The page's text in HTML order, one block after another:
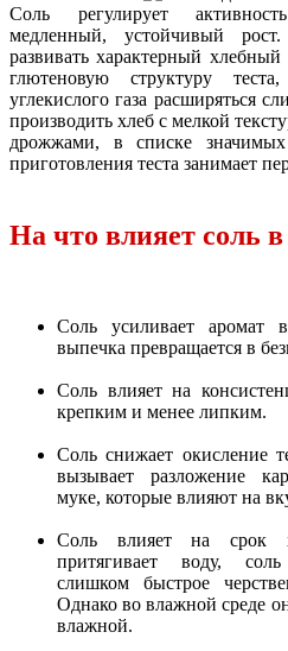
Соль регулирует
медленный, устойчивый
развивать характерный
глютеновую структуру
углекислого газа расширяться
производить хлеб с мелкой
дрожжами, в списке
приготовления теста занимает
На что влияет соль в
Соль усиливает аромат
выпечка превращается в
Соль влияет на
крепким и менее липким.
Соль снижает окисление
вызывает разложение
муке, которые влияют на
Соль влияет на срок
притягивает воду,
слишком быстрое
Однако во влажной среде
влажной.